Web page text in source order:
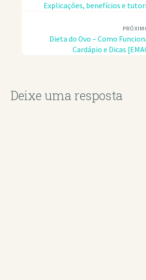
Explicações, benefícios e
Dieta do Ovo – Como
Cardápio e Dicas
Deixe uma resposta